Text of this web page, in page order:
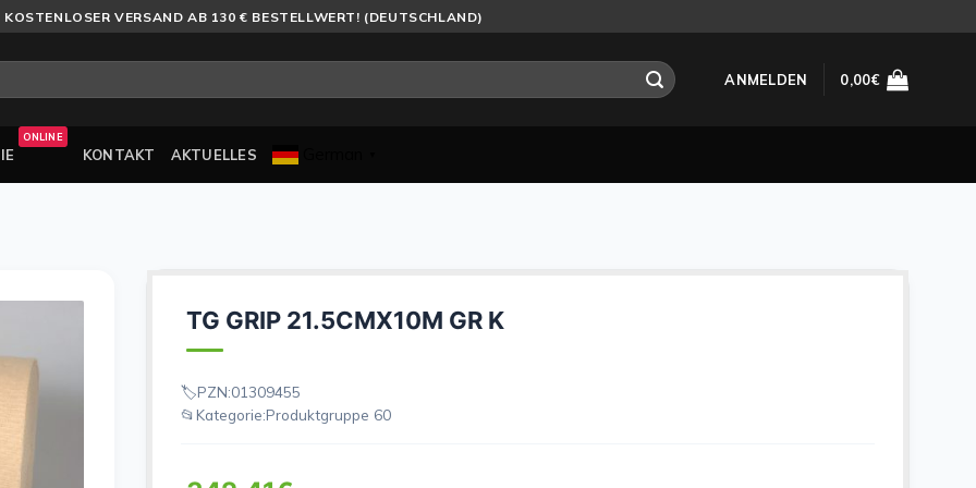
KOSTENLOSER VERSAND AB 130 € BESTELLWERT! (DEUTSCHLAND)
ANMELDEN 0,00€
ONLINE
KONTAKT AKTUELLES
TG GRIP 21.5CMX10M GR K
PZN:01309455
Kategorie:Produktgruppe 60